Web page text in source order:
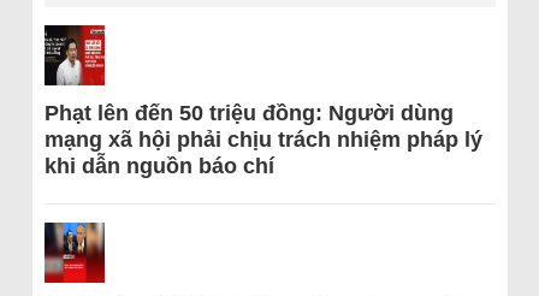
Phạt lên đến 50 triệu đồng: Người dùng
mạng xã hội phải chịu trách nhiệm pháp lý
khi dẫn nguồn báo chí